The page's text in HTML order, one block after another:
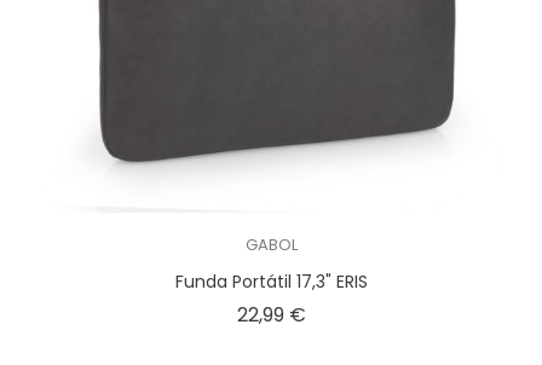
GABOL
Funda Portátil 17,3" ERIS
22,99 €Precio